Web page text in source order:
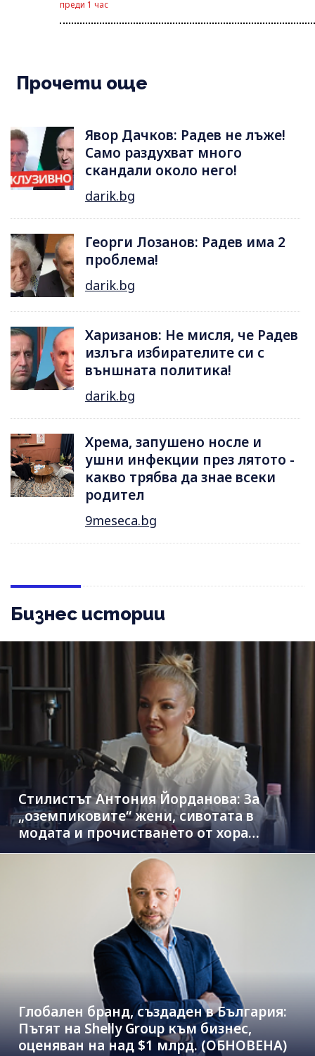
преди 1 час
Прочети още
Явор Дачков: Радев не лъже!
Само раздухват много
скандали около него!
darik.bg
Георги Лозанов: Радев има 2
проблема!
darik.bg
Харизанов: Не мисля, че Радев
излъга избирателите си с
външната политика!
darik.bg
Хрема, запушено носле и
ушни инфекции през лятотo -
какво трябва да знае всеки
родител
9meseca.bg
Бизнес истории
Стилистът Антония Йорданова: За
„оземпиковите“ жени, сивотата в
модата и прочистването от хора
паразити
Глобален бранд, създаден в България:
Пътят на Shelly Group към бизнес,
оценяван на над $1 млрд. (ОБНОВЕНА)